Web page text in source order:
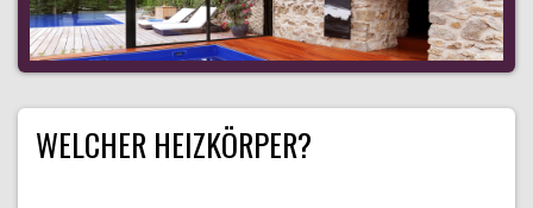
WELCHER HEIZKÖRPER?